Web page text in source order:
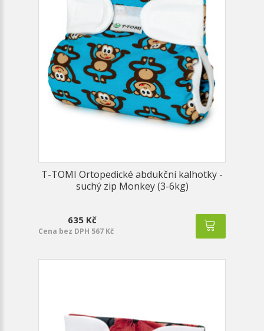
T-TOMI Ortopedické abdukční kalhotky -
suchý zip Monkey (3-6kg)
635 Kč
Cena bez DPH 567 Kč